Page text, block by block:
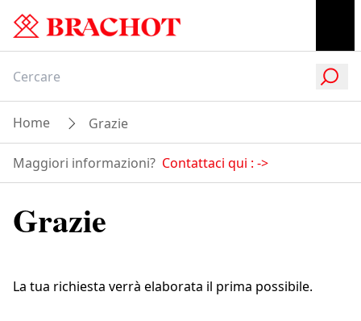
Home Grazie
Maggiori informazioni? Contattaci qui : ->
Grazie
La tua richiesta verrà elaborata il prima possibile.